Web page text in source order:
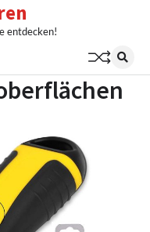
entdecken!